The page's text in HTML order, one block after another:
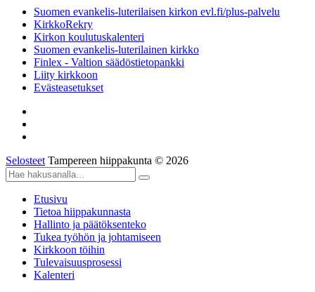
Suomen evankelis-luterilaisen kirkon evl.fi/plus-palvelu
KirkkoRekry
Kirkon koulutuskalenteri
Suomen evankelis-luterilainen kirkko
Finlex - Valtion säädöstietopankki
Liity kirkkoon
Evästeasetukset
Selosteet Tampereen hiippakunta © 2026
Etusivu
Tietoa hiippakunnasta
Hallinto ja päätöksenteko
Tukea työhön ja johtamiseen
Kirkkoon töihin
Tulevaisuusprosessi
Kalenteri